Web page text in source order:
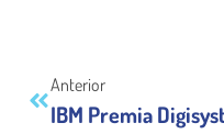
Anterior